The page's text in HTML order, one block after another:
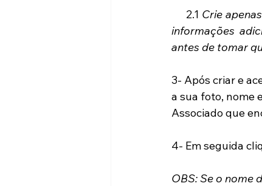
     2.1
Crie
informações
antes de tomar
3- Após criar e
a sua foto, nome
Associado que
4- Em seguida
OBS: Se o nome